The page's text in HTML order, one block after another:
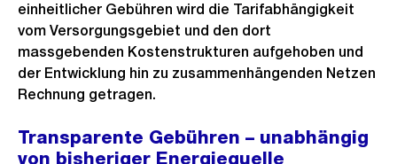
einheitlicher Gebühren wird die Tarifabhängigkeit
vom Versorgungsgebiet und den dort
massgebenden Kostenstrukturen aufgehoben und
der Entwicklung hin zu zusammenhängenden Netzen
Rechnung getragen.
Transparente Gebühren – unabhängig
von bisheriger Energiequelle